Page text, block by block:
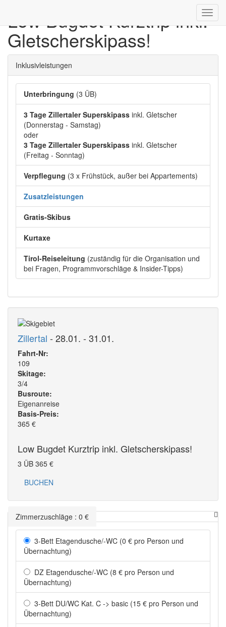
Low Bugdet Kurztrip inkl.
Gletscherskipass!
Inklusivleistungen
Unterbringung (3 ÜB)
3 Tage Zillertaler Superskipass inkl. Gletscher
(Donnerstag - Samstag)
oder
3 Tage Zillertaler Superskipass inkl. Gletscher
(Freitag - Sonntag)
Verpflegung (3 x Frühstück, außer bei Appartements)
Zusatzleistungen
Gratis-Skibus
Kurtaxe
Tirol-Reiseleitung (zuständig für die Organisation und
bei Fragen, Programmvorschläge & Insider-Tipps)
Zillertal - 28.01. - 31.01.
Fahrt-Nr:
109
Skitage:
3/4
Busroute:
Eigenanreise
Basis-Preis:
365 €
Low Bugdet Kurztrip inkl. Gletscherskipass!
3 ÜB 365 €
BUCHEN
Zimmerzuschläge : 0 €
3-Bett Etagendusche/-WC (0 € pro Person und
Übernachtung)
DZ Etagendusche/-WC (8 € pro Person und
Übernachtung)
3-Bett DU/WC Kat. C -> basic (15 € pro Person und
Übernachtung)